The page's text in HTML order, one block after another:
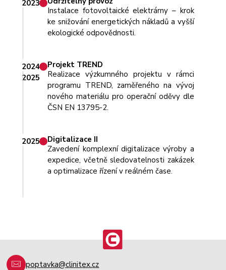
2023
Instalace fotovoltaické elektrárny – krok
ke snižování energetických nákladů a vyšší
ekologické odpovědnosti.
2024
2025
Projekt TREND
Realizace výzkumného projektu v rámci
programu TREND, zaměřeného na vývoj
nového materiálu pro operační oděvy dle
ČSN EN 13795-2.
2025
Digitalizace II
Zavedení komplexní digitalizace výroby a
expedice, včetně sledovatelnosti zakázek
a optimalizace řízení v reálném čase.
poptavka@clinitex.cz